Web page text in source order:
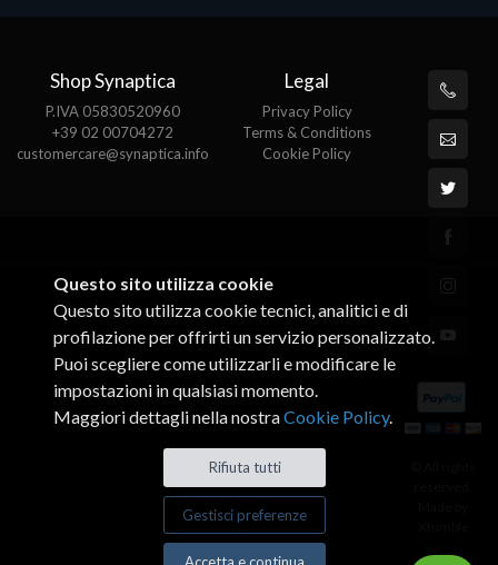
Shop Synaptica
P.IVA 05830520960
+39 02 00704272
customercare@synaptica.info
Legal
Privacy Policy
Terms & Conditions
Cookie Policy
Questo sito utilizza cookie
Questo sito utilizza cookie tecnici, analitici e di
profilazione per offrirti un servizio personalizzato.
Puoi scegliere come utilizzarli e modificare le
impostazioni in qualsiasi momento.
Maggiori dettagli nella nostraCookie Policy.
Rifiuta tutti
Gestisci preferenze